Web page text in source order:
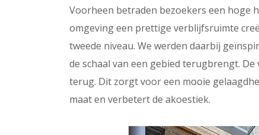
Voorheen betraden bezoekers een hoge
omgeving een prettige verblijfsruimte
tweede niveau. We werden daarbij
de schaal van een gebied terugbrengt.
terug. Dit zorgt voor een mooie
maat en verbetert de akoestiek.